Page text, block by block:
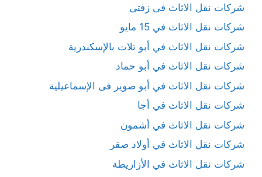
شركات نقل الاثاث فى زفتى
شركات نقل الاثاث في 15 مايو
شركات نقل الاثاث في أبو تلات بالإسكندرية
شركات نقل الاثاث في أبو حماد
شركات نقل الاثاث في أبو صوير فى الإسماعيلية
شركات نقل الاثاث في أجا
شركات نقل الاثاث في أشمون
شركات نقل الاثاث في أولاد صقر
شركات نقل الاثاث في الأزاريطة